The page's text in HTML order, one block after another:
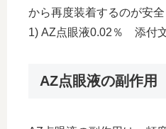
から再度装着するのが安全
1) AZ点眼液0.02％ 添付
AZ点眼液の副作用